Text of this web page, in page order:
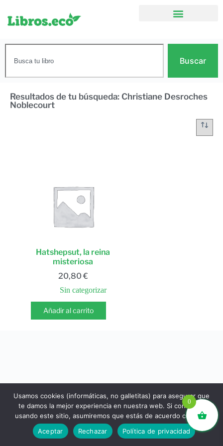
Buscar
Resultados de tu búsqueda: Christiane Desroches
Noblecourt
Hatshepsut, la reina
misteriosa
20,80 €
Sin categorizar
Añadir al carrito
libros.eco © - Desde Barcelona para el mundo 💚 |
Devoluciones y reembolsos|Política de Privacidad
0
Usamos cookies (informáticas, no galletitas) para asegurar que
te damos la mejor experiencia en nuestra web. Si continúas
usando este sitio, asumiremos que estás de acuerdo con ello.
Aceptar
Rechazar Política de privacidad